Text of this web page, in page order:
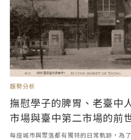
趨勢分析
撫慰學子的脾胃、老臺中
市場與臺中第二市場的前
每座城市與聚落都有獨特的日常軌跡，為